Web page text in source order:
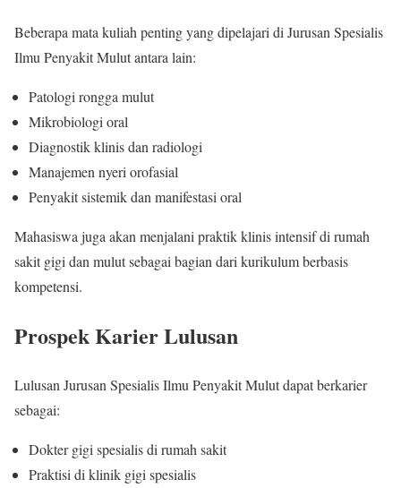
Beberapa mata kuliah penting yang dipelajari di Jurusan Spesialis
Ilmu Penyakit Mulut antara lain:
Patologi rongga mulut
Mikrobiologi oral
Diagnostik klinis dan radiologi
Manajemen nyeri orofasial
Penyakit sistemik dan manifestasi oral
Mahasiswa juga akan menjalani praktik klinis intensif di rumah
sakit gigi dan mulut sebagai bagian dari kurikulum berbasis
kompetensi.
Prospek Karier Lulusan
Lulusan Jurusan Spesialis Ilmu Penyakit Mulut dapat berkarier
sebagai:
Dokter gigi spesialis di rumah sakit
Praktisi di klinik gigi spesialis